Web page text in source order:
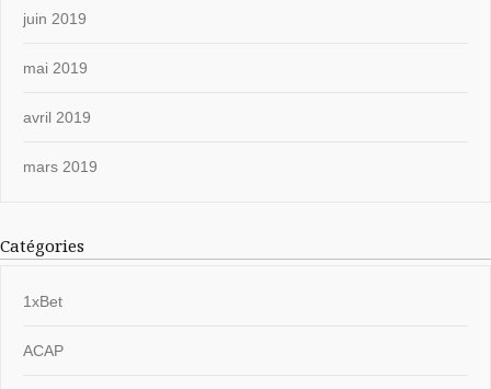
juin 2019
mai 2019
avril 2019
mars 2019
Catégories
1xBet
ACAP